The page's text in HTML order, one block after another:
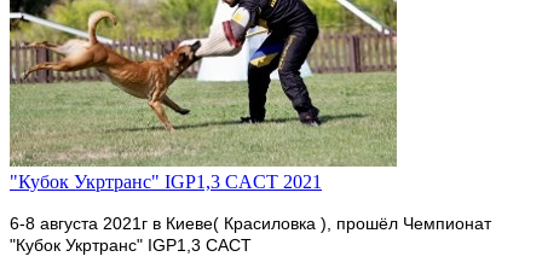
"Кубок Укртранс" IGP1,3 CACT 2021
6-8 августа 2021г в Киеве( Красиловка ), прошёл Чемпионат
"Кубок Укртранс" IGP1,3 CACT